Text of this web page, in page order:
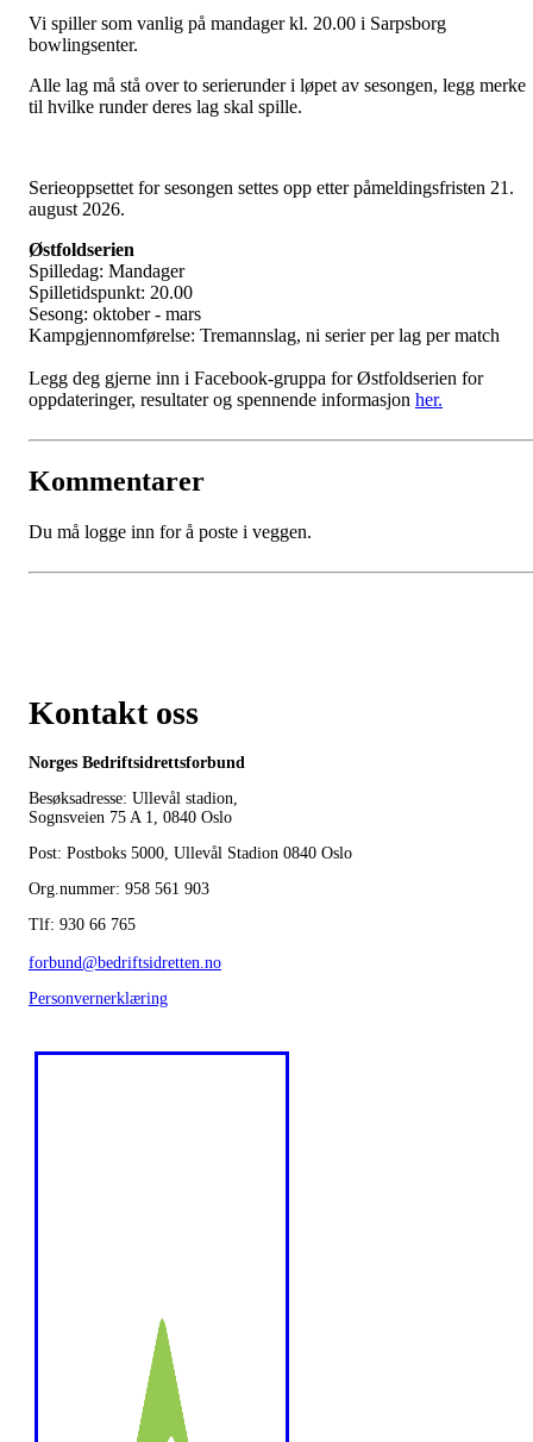
Vi spiller som vanlig på mandager kl. 20.00 i Sarpsborg
bowlingsenter.
Alle lag må stå over to serierunder i løpet av sesongen, legg merke
til hvilke runder deres lag skal spille.
Serieoppsettet for sesongen settes opp etter påmeldingsfristen 21.
august 2026.
Østfoldserien
Spilledag: Mandager
Spilletidspunkt: 20.00
Sesong: oktober - mars
Kampgjennomførelse: Tremannslag, ni serier per lag per match
Legg deg gjerne inn i Facebook-gruppa for Østfoldserien for
oppdateringer, resultater og spennende informasjon her.
Kommentarer
Du må logge inn for å poste i veggen.
Kontakt oss
Norges Bedriftsidrettsforbund
Besøksadresse: Ullevål stadion,
Sognsveien 75 A 1, 0840 Oslo
Post: Postboks 5000, Ullevål Stadion 0840 Oslo
Org.nummer: 958 561 903
Tlf: 930 66 765
forbund@bedriftsidretten.no
Personvernerklæring